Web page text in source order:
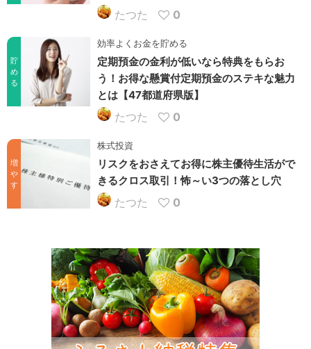
たつた 0
貯
め
る
効率よくお金を貯める
定期預金の金利が低いなら特典をもらお
う！お得な懸賞付定期預金のステキな魅力
とは【47都道府県版】
たつた 0
増
や
す
株式投資
リスクをおさえてお得に株主優待生活がで
きるクロス取引！怖～い3つの落とし穴
たつた 0